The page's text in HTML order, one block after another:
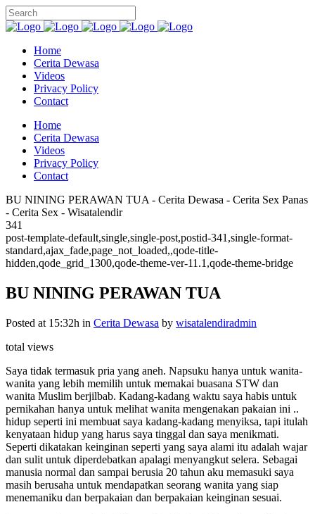
Home
Cerita Dewasa
Videos
Privacy Policy
Contact
Home
Cerita Dewasa
Videos
Privacy Policy
Contact
BU NINING PERAWAN TUA - Cerita Dewasa - Cerita Sex Panas
- Cerita Sex - Wisatalendir
341
post-template-default,single,single-post,postid-341,single-format-
standard,ajax_fade,page_not_loaded,,qode-title-
hidden,qode_grid_1300,qode-theme-ver-11.1,qode-theme-bridge
BU NINING PERAWAN TUA
Posted at 15:32h in Cerita Dewasa by wisatalendiradmin
total views
Saya tidak termasuk pria yang aneh. Napsuku hanya untuk wanita-
wanita yang lebih memilih untuk memakai buasana STW dan
wanita Muslim berjilbab. Kadang-kadang waktu saya habis untuk
pernikahan hanya untuk melihat wanita mengenakan pakaian ini ..
hidup seperti ini membuat saya kadang-kadang menyiksa, tapi itulah
kenyataan hidup yang harus saya tinggal dan saya menikmati.
Seperti dikatakan keinginan seperti yang saya alami itu adalah wajar
dan sulit untuk diperdebatkan apalagi menyangkut selera. Sebagai
manusia normal dan sampai berusia 20 tahun aku memasuki saya
masih berusaha untuk mendapatkan seorang wanita yang siap
menemaniku dan berpakaian dan berpakaian keinginan sesuai.